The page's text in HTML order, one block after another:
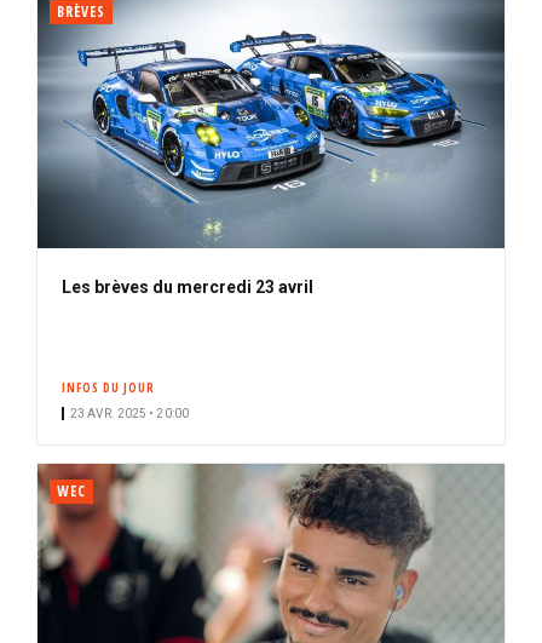
BRÈVES
Les brèves du mercredi 23 avril
INFOS DU JOUR
23 AVR. 2025 • 20:00
WEC